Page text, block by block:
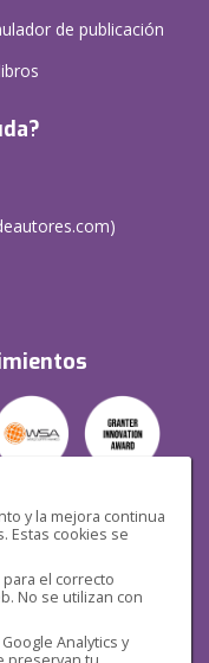
y la mejora continua
Estas cookies se
el correcto
No se utilizan con
Analytics y
de publicación
)